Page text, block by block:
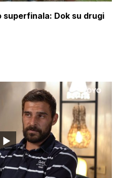
superfinala: Dok su drugi